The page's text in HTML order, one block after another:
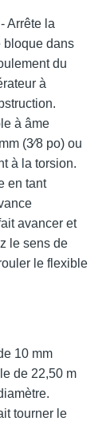
- Arrête la
bloque dans
du
à
à âme
(3⁄8 po) ou
à la torsion.
en tant
avancer et
le sens de
le flexible
10 mm
de 22,50 m
tourner le